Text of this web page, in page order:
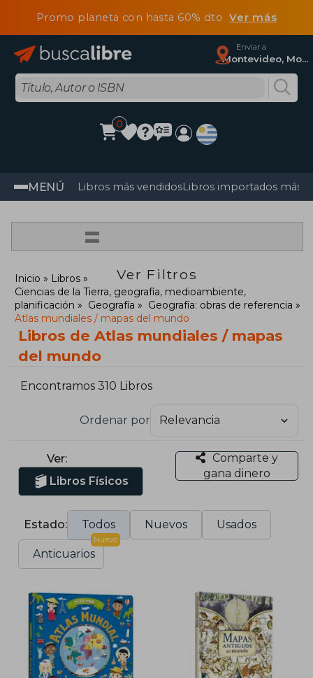
Promo planeta con hasta 60% dtoVer más
Enviar a
Montevideo, Montevideo
0
MENÚ Libros más vendidosLibros importados más
=
Ver Filtros
Inicio
Libros
Ciencias de la Tierra, geografía, medioambiente,
planificación
Geografía
Geografía: obras de referencia
Atlas mundiales / mapas del mundo
Libros de Atlas mundiales / mapas
del mundo
Encontramos 310 Libros
Ordenar por
Ver:
Libros Físicos
Comparte y
gana dinero
Estado: Todos Nuevos Usados
Anticuarios
Nuevo